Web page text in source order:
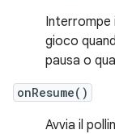
Interrompe
gioco
pausa o
onResume()
Avvia il